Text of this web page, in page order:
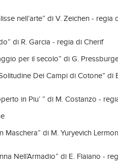
nell’arte” di V. Zeichen - regia
di R. Garcia - regia di Cherif
per il secolo” di G.
Dei Campi di Cotone” di
in Piu’ ” di M. Costanzo -
Maschera” di M. Yuryevich
Nell’Armadio” di E. Flaiano -